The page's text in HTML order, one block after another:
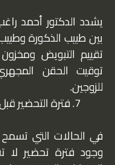
يشدد الدكتور أحمد
بين طبيب الذكورة
تقييم التبويض
توقيت الحقن
للزوجين.
فترة التحضير
في الحالات التي تسمح